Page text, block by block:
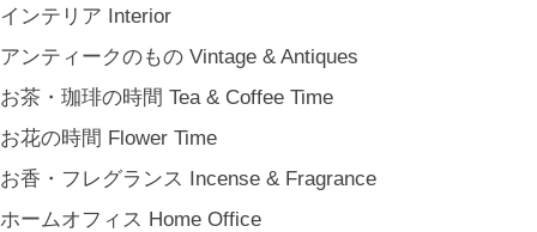
インテリア Interior
アンティークのもの Vintage & Antiques
お茶・珈琲の時間 Tea & Coffee Time
お花の時間 Flower Time
お香・フレグランス Incense & Fragrance
ホームオフィス Home Office
《義援金商品》Charity
《輸入品》Imported goods
《ギフト》Gifts
ギフト包装 Gift Wrapping
石川・金沢・北陸土産 Local Souvenirs
ちょっとしたプレゼント Petit Gifts